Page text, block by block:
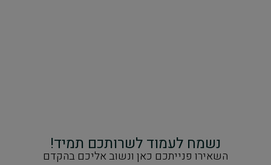
נשמח לעמוד לשרותכם תמיד!
השאירו פנייתכם כאן ונשוב אליכם בהקדם